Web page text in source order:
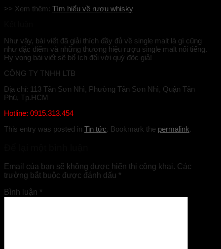
>> Xem thêm: Tìm hiểu về rượu whisky
Như vậy, bài viết đã giải thích đầy đủ về single malt là gì cũng
như đặc điểm và những thương hiệu rượu single malt nổi tiếng.
Hy vọng bài viết sẽ bổ ích đối với quý độc giả!
CÔNG TY TNHH LTB
Địa chỉ: 113 Tân Sơn Nhì, Phường Tân Sơn Nhì, Quận Tân
Phú, Tp.HCM
Hotline: 0915.313.454
This entry was posted in Tin tức. Bookmark the permalink.
Email của bạn sẽ không được hiển thị công khai. Các
trường bắt buộc được đánh dấu *
Bình luận *